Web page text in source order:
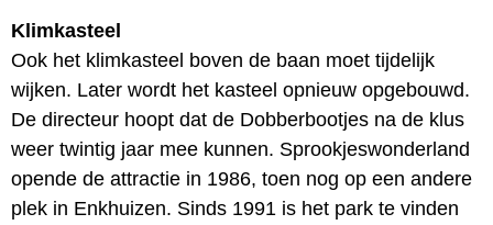
Klimkasteel
Ook het klimkasteel boven de baan moet tijdelijk
wijken. Later wordt het kasteel opnieuw opgebouwd.
De directeur hoopt dat de Dobberbootjes na de klus
weer twintig jaar mee kunnen. Sprookjeswonderland
opende de attractie in 1986, toen nog op een andere
plek in Enkhuizen. Sinds 1991 is het park te vinden